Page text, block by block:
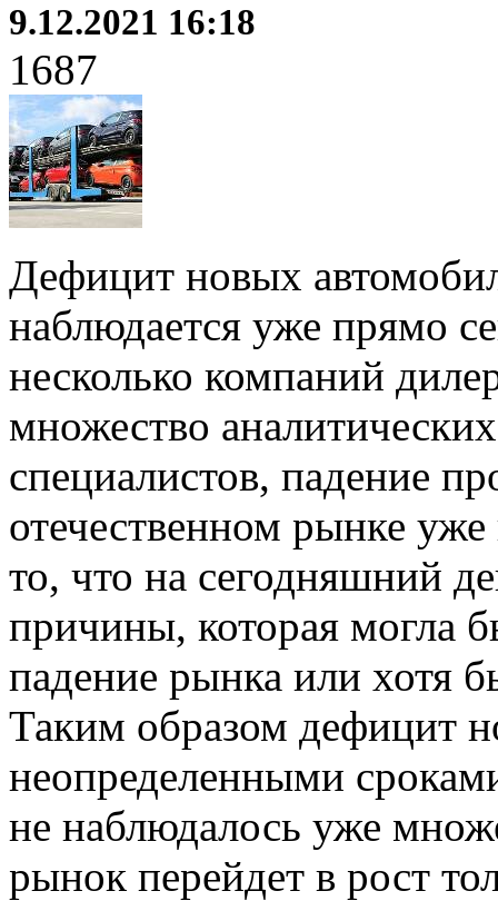
9.12.2021 16:18
1687
Дефицит новых
наблюдается уже прямо
несколько компаний
множество
специалистов, падение
отечественном рынке
то, что на сегодняшний
причины, которая могла
падение рынка или хотя
Таким образом дефицит
неопределенными
не наблюдалось уже
рынок перейдет в рост